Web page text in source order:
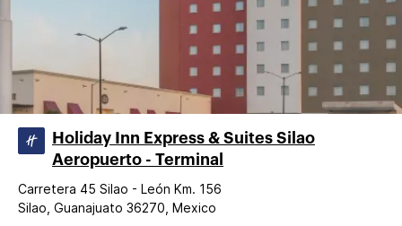
Holiday Inn Express & Suites Silao
Aeropuerto - Terminal
Carretera 45 Silao - León Km. 156
Silao, Guanajuato 36270, Mexico